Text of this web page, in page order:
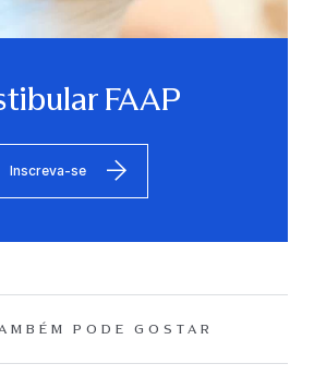
FAAP
Inscreva-se
PODE GOSTAR